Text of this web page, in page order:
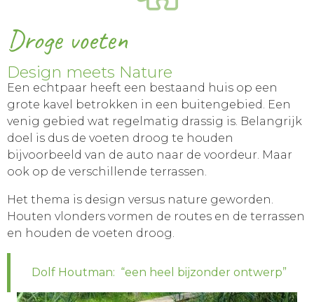
Droge voeten
Design meets Nature
Een echtpaar heeft een bestaand huis op een
grote kavel betrokken in een buitengebied. Een
venig gebied wat regelmatig drassig is. Belangrijk
doel is dus de voeten droog te houden
bijvoorbeeld van de auto naar de voordeur. Maar
ook op de verschillende terrassen.
Het thema is design versus nature geworden.
Houten vlonders vormen de routes en de terrassen
en houden de voeten droog.
Dolf Houtman: “een heel bijzonder ontwerp”